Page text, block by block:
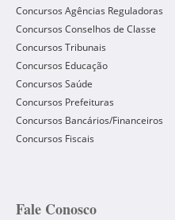
Concursos Agências Reguladoras
Concursos Conselhos de Classe
Concursos Tribunais
Concursos Educação
Concursos Saúde
Concursos Prefeituras
Concursos Bancários/Financeiros
Concursos Fiscais
Fale Conosco